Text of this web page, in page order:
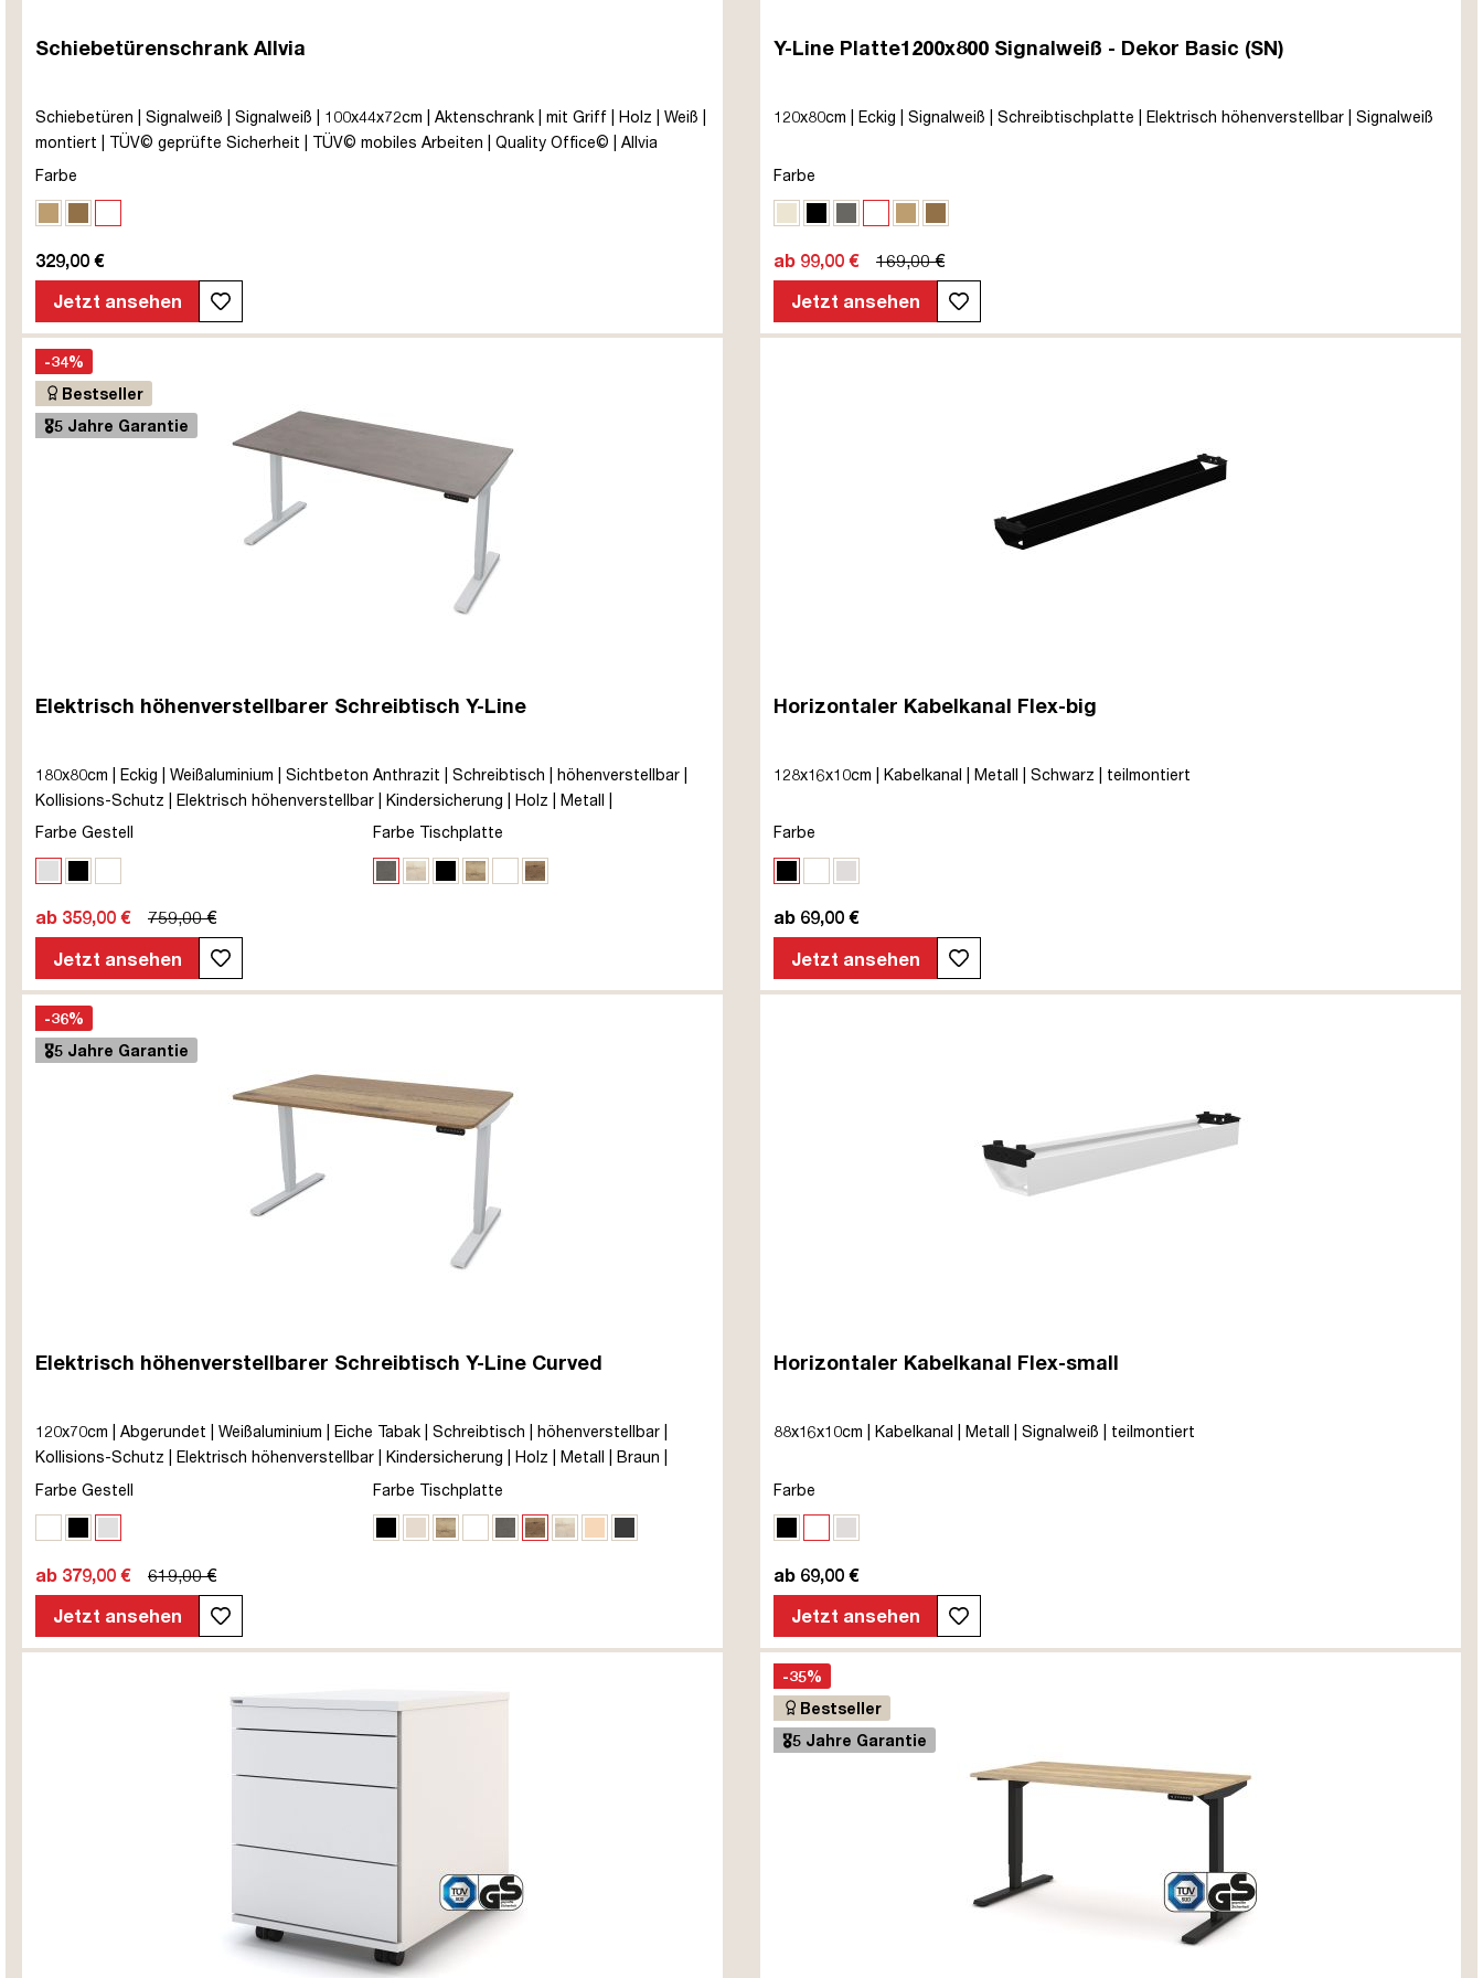
Schiebetürenschrank Allvia
Schiebetüren | Signalweiß | Signalweiß | 100x44x72cm | Aktenschrank | mit Griff | Holz | Weiß |
montiert | TÜV© geprüfte Sicherheit | TÜV© mobiles Arbeiten | Quality Office© | Allvia
Farbe
329,00 €
Jetzt ansehen
Y-Line Platte1200x800 Signalweiß - Dekor Basic (SN)
120x80cm | Eckig | Signalweiß | Schreibtischplatte | Elektrisch höhenverstellbar | Signalweiß
Farbe
ab 99,00 €
169,00 €
Jetzt ansehen
-34%
Bestseller
🎖️5 Jahre Garantie
Elektrisch höhenverstellbarer Schreibtisch Y-Line
180x80cm | Eckig | Weißaluminium | Sichtbeton Anthrazit | Schreibtisch | höhenverstellbar |
Kollisions-Schutz | Elektrisch höhenverstellbar | Kindersicherung | Holz | Metall |
Melaminoberfläche | Grau | 5 Jahre Herstellergarantie | unmontiert | TÜV© mobiles Arbeiten |
Farbe Gestell Farbe Tischplatte
Sichtbeton Anthrazit
Eiche Polar
Schwarz
Eiche Natura
Signalweiß
Eiche Tabak
ab 359,00 €
759,00 €
Jetzt ansehen
Horizontaler Kabelkanal Flex-big
128x16x10cm | Kabelkanal | Metall | Schwarz | teilmontiert
Farbe
ab 69,00 €
Jetzt ansehen
-36%
🎖️5 Jahre Garantie
Elektrisch höhenverstellbarer Schreibtisch Y-Line Curved
120x70cm | Abgerundet | Weißaluminium | Eiche Tabak | Schreibtisch | höhenverstellbar |
Kollisions-Schutz | Elektrisch höhenverstellbar | Kindersicherung | Holz | Metall | Braun |
Silber | 5 Jahre Herstellergarantie | unmontiert | TÜV© mobiles Arbeiten | bis zu 80 kg | Y-Line
Farbe Gestell Farbe Tischplatte
Schwarz
KieselEiche Natura
Signalweiß
Sichtbeton Anthrazit
Eiche Tabak
Eiche Polar
ab 379,00 €
619,00 €
Jetzt ansehen
Horizontaler Kabelkanal Flex-small
88x16x10cm | Kabelkanal | Metall | Signalweiß | teilmontiert
Farbe
ab 69,00 €
Jetzt ansehen
-35%
Bestseller
🎖️5 Jahre Garantie